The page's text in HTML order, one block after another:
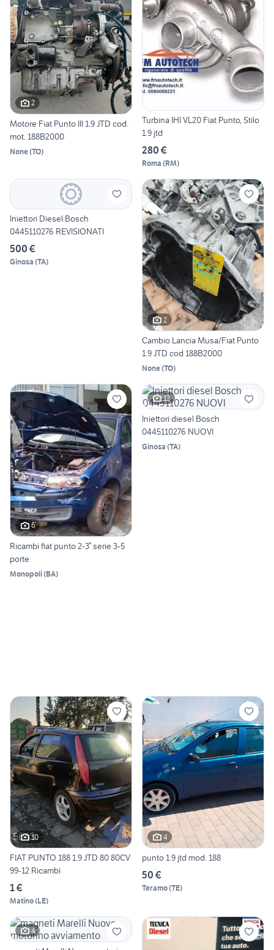
2
Motore Fiat Punto III 1.9 JTD cod.
mot. 188B2000
None(TO)
Turbina IHI VL20 Fiat Punto, Stilo
1.9 jtd
280 €
Roma (RM)
Iniettori Diesel Bosch
0445110276 REVISIONATI
500 €
Ginosa (TA)
2
Cambio Lancia Musa/Fiat Punto
1.9 JTD cod 188B2000
None(TO)
6
Ricambi fiat punto 2-3° serie 3-5
porte
Monopoli(BA)
12
Iniettori diesel Bosch
0445110276 NUOVI
Ginosa (TA)
10
FIAT PUNTO 188 1.9 JTD 80 80CV
99-12 Ricambi
1 €
Matino(LE)
4
punto 1.9 jtd mod. 188
50 €
Teramo(TE)
4